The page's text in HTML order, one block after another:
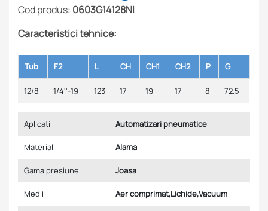
Cod produs: 0603G14128NI
Caracteristici tehnice:
Tub F2 L CH CH1 CH2 P G
12/8 1/4''-19 123 17 19 17 8 72.5
Aplicatii Automatizari pneumatice
Material Alama
Gama presiune Joasa
Medii Aer comprimat,Lichide,Vacuum